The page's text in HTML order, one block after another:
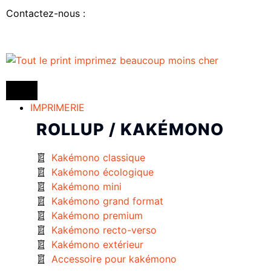
Contactez-nous :
IMPRIMERIE
ROLLUP / KAKÉMONO
Kakémono classique
Kakémono écologique
Kakémono mini
Kakémono grand format
Kakémono premium
Kakémono recto-verso
Kakémono extérieur
Accessoire pour kakémono